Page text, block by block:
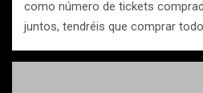
como número de tickets
juntos, tendréis que comprar